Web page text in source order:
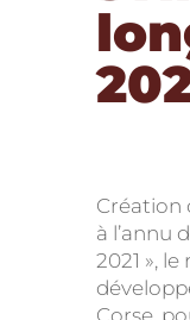
Création
à l’annu
2021 »,